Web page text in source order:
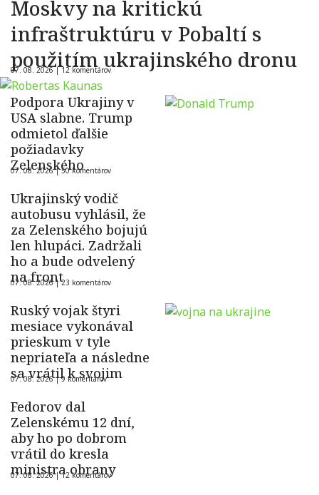
Moskvy na kritickú
infraštruktúru v Pobaltí s
použitím ukrajinského dronu
07. 08. 2026 |12 komentárov
Podpora Ukrajiny v
USA slabne. Trump
odmietol ďalšie
požiadavky
Zelenského
07. 08. 2026 |50 komentárov
Ukrajinský vodič
autobusu vyhlásil, že
za Zelenského bojujú
len hlupáci. Zadržali
ho a bude odvelený
na front
07. 08. 2026 |23 komentárov
Ruský vojak štyri
mesiace vykonával
prieskum v tyle
nepriateľa a následne
sa vrátil k svojim
07. 08. 2026 |9 komentárov
Fedorov dal
Zelenskému 12 dní,
aby ho po dobrom
vrátil do kresla
ministra obrany
07. 08. 2026 |12 komentárov